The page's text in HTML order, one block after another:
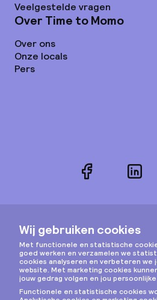
Veelgestelde vragen
Over Time to Momo
Over ons
Onze locals
Pers
Facebook